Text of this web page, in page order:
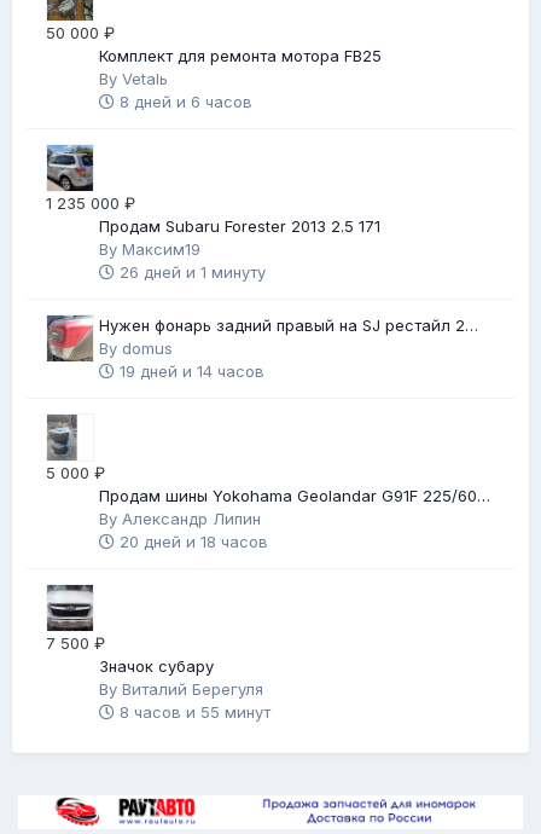
50 000 ₽
Комплект для ремонта мотора FB25
By Vetalь
8 дней и 6 часов
1 235 000 ₽
Продам Subaru Forester 2013 2.5 171
By Максим19
26 дней и 1 минуту
Нужен фонарь задний правый на SJ рестайл 2
(2018 г.в.)
By domus
19 дней и 14 часов
5 000 ₽
Продам шины Yokohama Geolandar G91F 225/60
R17
By Александр Липин
20 дней и 18 часов
7 500 ₽
Значок субару
By Виталий Берегуля
8 часов и 55 минут